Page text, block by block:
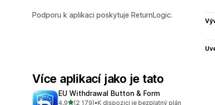
Podporu k aplikaci poskytuje ReturnLogic.
Více aplikací jako je tato
EU Withdrawal Button & Form
4,9z 5 hvězd
(2 179)•K dispozici je bezplatný plán